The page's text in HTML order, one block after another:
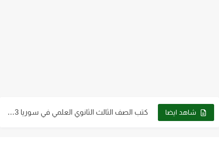
شاهد ايضا كتب الصف الثالث الثانوي العلمي في سوريا 2023 - 2024...